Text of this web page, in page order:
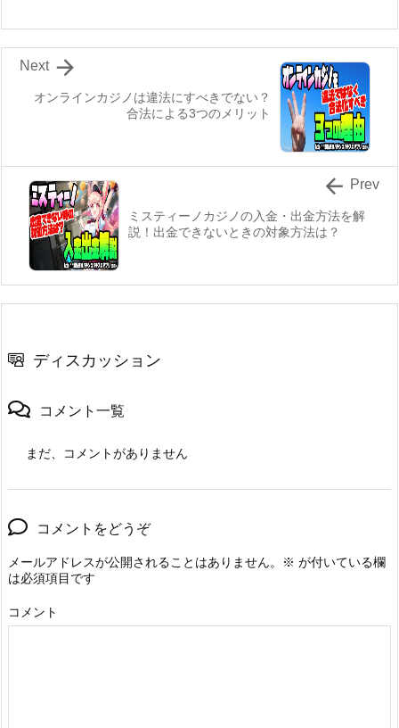
オンラインカジノは違法にすべきでない？
合法による3つのメリット

Next
ミスティーノカジノの入金・出金方法を解
説！出金できないときの対象方法は？
 Prev
ディスカッション
コメント一覧
まだ、コメントがありません
コメントをどうぞ
メールアドレスが公開されることはありません。 ※ が付いている欄
は必須項目です
コメント